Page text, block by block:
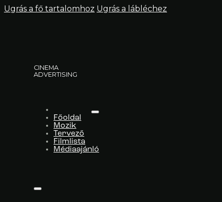
Ugrás a fő tartalomhoz Ugrás a lábléchez
CINEMA
ADVERTISING
Főoldal
Mozik
Tervező
Filmlista
Médiaajánló